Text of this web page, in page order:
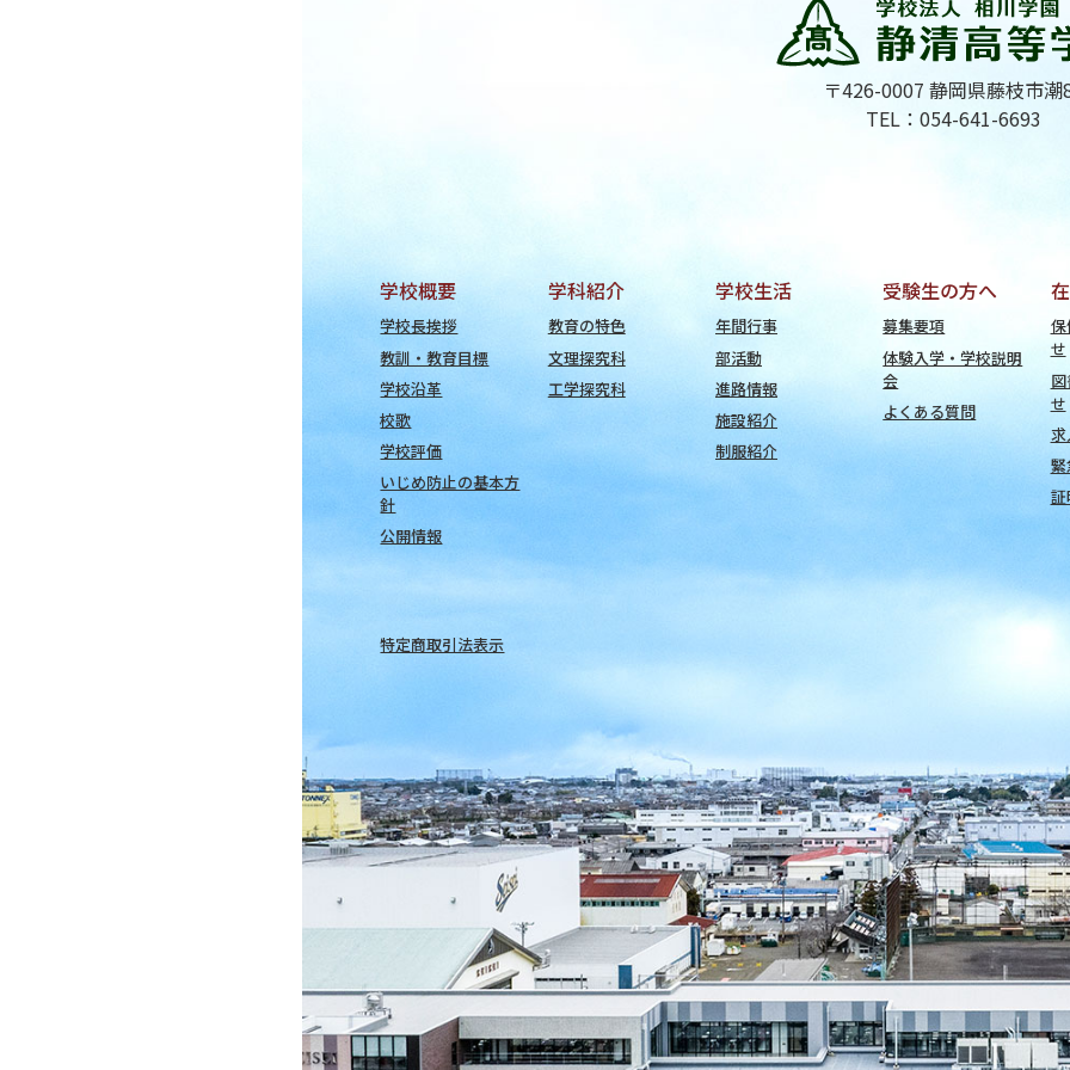
〒426-0007 静岡県藤枝市潮
TEL：054-641-6693
学校概要
学校長挨拶
教訓・教育目標
学校沿革
校歌
学校評価
いじめ防止の基本方
針
公開情報
学科紹介
教育の特色
文理探究科
工学探究科
学校生活
年間行事
部活動
進路情報
施設紹介
制服紹介
受験生の方へ
募集要項
体験入学・学校説明
会
よくある質問
せ
せ
特定商取引法表示